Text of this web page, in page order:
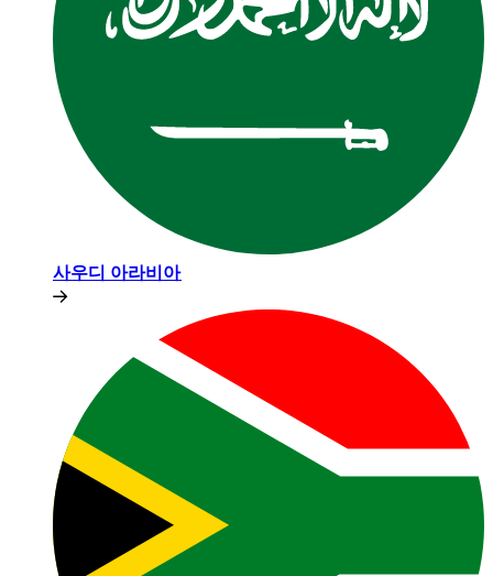
사우디 아라비아​​